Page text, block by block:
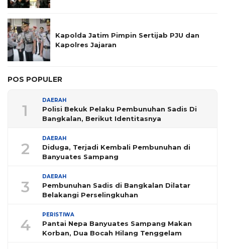
Kapolda Jatim Pimpin Sertijab PJU dan
Kapolres Jajaran
POS POPULER
1
DAERAH
Polisi Bekuk Pelaku Pembunuhan Sadis Di
Bangkalan, Berikut Identitasnya
2
DAERAH
Diduga, Terjadi Kembali Pembunuhan di
Banyuates Sampang
3
DAERAH
Pembunuhan Sadis di Bangkalan Dilatar
Belakangi Perselingkuhan
4
PERISTIWA
Pantai Nepa Banyuates Sampang Makan
Korban, Dua Bocah Hilang Tenggelam